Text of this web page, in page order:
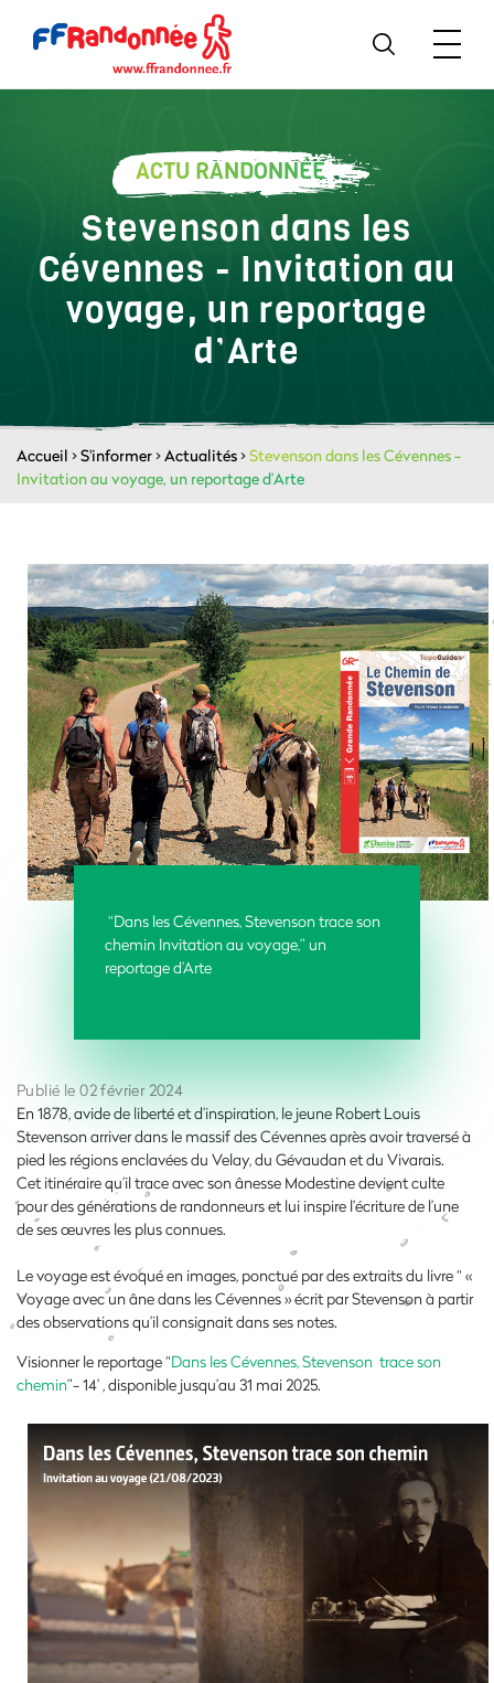
ACTU RANDONNÉE
Stevenson dans les
Cévennes - Invitation au
voyage, un reportage
d’Arte
Accueil >S'informer>Actualités>Stevenson dans les Cévennes -
Invitation au voyage, un reportage d’Arte
“Dans les Cévennes, Stevenson trace son
chemin Invitation au voyage,” un
reportage d’Arte
Publié le 02 février 2024
En 1878, avide de liberté et d’inspiration, le jeune Robert Louis
Stevenson arriver dans le massif des Cévennes après avoir traversé à
pied les régions enclavées du Velay, du Gévaudan et du Vivarais.
Cet itinéraire qu’il trace avec son ânesse Modestine devient culte
pour des générations de randonneurs et lui inspire l’écriture de l’une
de ses œuvres les plus connues.
Le voyage est évoqué en images, ponctué par des extraits du livre “ «
Voyage avec un âne dans les Cévennes » écrit par Stevenson à partir
des observations qu’il consignait dans ses notes.
Visionner le reportage “Dans les Cévennes, Stevenson trace son
chemin”- 14’ , disponible jusqu’au 31 mai 2025.